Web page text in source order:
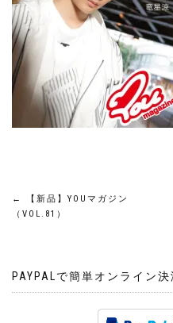
投
ナ
←
【新品】YOUマガジン
（VOL.81）
PAYPALで簡単オンライン決